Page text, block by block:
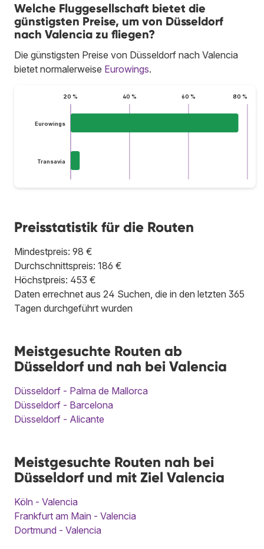
Welche Fluggesellschaft bietet die
günstigsten Preise, um von Düsseldorf
nach Valencia zu fliegen?
Die günstigsten Preise von Düsseldorf nach Valencia
bietet normalerweise Eurowings.
20 % 40 % 60 % 80 %
Eurowings
Transavia
Preisstatistik für die Routen
Mindestpreis: 98 €
Durchschnittspreis: 186 €
Höchstpreis: 453 €
Daten errechnet aus 24 Suchen, die in den letzten 365
Tagen durchgeführt wurden
Meistgesuchte Routen ab
Düsseldorf und nah bei Valencia
Düsseldorf - Palma de Mallorca
Düsseldorf - Barcelona
Düsseldorf - Alicante
Meistgesuchte Routen nah bei
Düsseldorf und mit Ziel Valencia
Köln - Valencia
Frankfurt am Main - Valencia
Dortmund - Valencia